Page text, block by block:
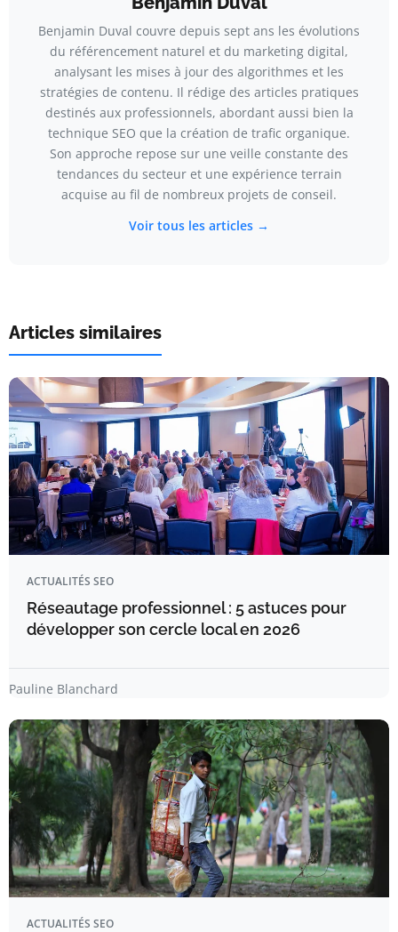
Benjamin Duval couvre depuis sept ans les évolutions
du référencement naturel et du marketing digital,
analysant les mises à jour des algorithmes et les
stratégies de contenu. Il rédige des articles pratiques
destinés aux professionnels, abordant aussi bien la
technique SEO que la création de trafic organique.
Son approche repose sur une veille constante des
tendances du secteur et une expérience terrain
acquise au fil de nombreux projets de conseil.
Voir tous les articles →
Articles similaires
ACTUALITÉS SEO
Réseautage professionnel : 5 astuces pour
développer son cercle local en 2026
Pauline Blanchard
ACTUALITÉS SEO